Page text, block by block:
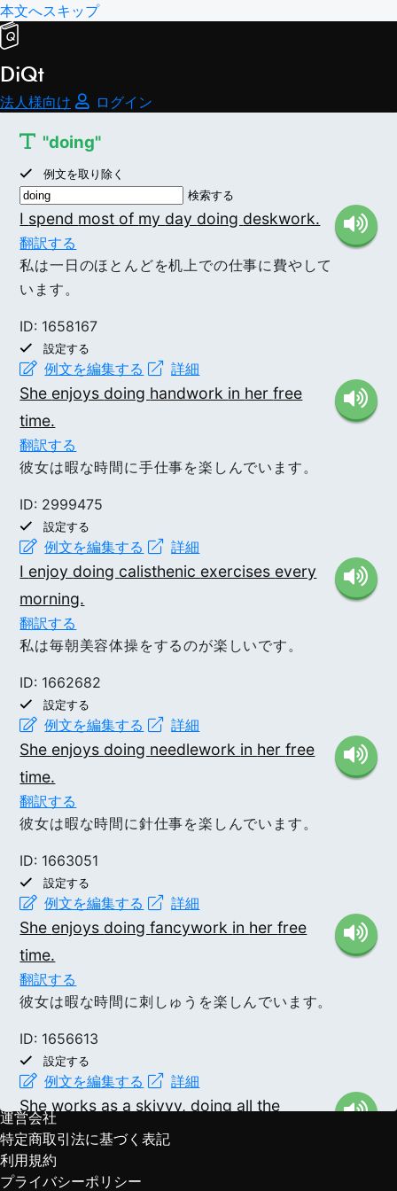
本文へスキップ
DiQt
法人様向け ログイン
"doing"
例文を取り除く
検索する
I spend most of my day doing deskwork.
翻訳する
私は一日のほとんどを机上での仕事に費やして
います。
ID: 1658167
設定する
例文を編集する 詳細
She enjoys doing handwork in herfree
time.
翻訳する
彼女は暇な時間に手仕事を楽しんでいます。
ID: 2999475
設定する
例文を編集する 詳細
I enjoy doing calisthenic exercises every
morning.
翻訳する
私は毎朝美容体操をするのが楽しいです。
ID: 1662682
設定する
例文を編集する 詳細
She enjoys doing needlework in herfree
time.
翻訳する
彼女は暇な時間に針仕事を楽しんでいます。
ID: 1663051
設定する
例文を編集する 詳細
She enjoys doingfancywork in herfree
time.
翻訳する
彼女は暇な時間に刺しゅうを楽しんでいます。
ID: 1656613
設定する
例文を編集する 詳細
Sheworks as a skivvy, doing allthe
householdchores.
翻訳する
彼女は家庭内の雑事をするためにスキビーとし
新規登録
DiQt（ディクト）
ヘルプ
プレミアムプラン
DiQt LMS
コミュニティ
お問い合わせ
ダウンロード
更新情報
関連サービス
運営会社
特定商取引法に基づく表記
利用規約
プライバシーポリシー